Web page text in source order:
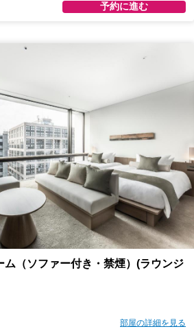
予約に進む
ム（ソファー付き・禁煙）(ラウンジ
部屋の詳細を見る